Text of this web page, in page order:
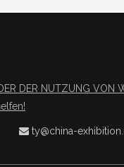
DER NUTZUNG VON
 ty@china-